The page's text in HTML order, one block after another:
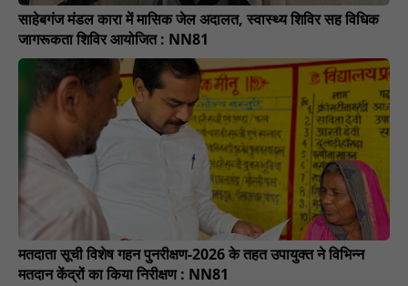
साहेबगंज मंडल कारा में मासिक जेल अदालत, स्वास्थ्य शिविर सह विधिक
जागरूकता शिविर आयोजित : NN81
मतदाता सूची विशेष गहन पुनरीक्षण-2026 के तहत उपायुक्त ने विभिन्न
मतदान केंद्रों का किया निरीक्षण : NN81